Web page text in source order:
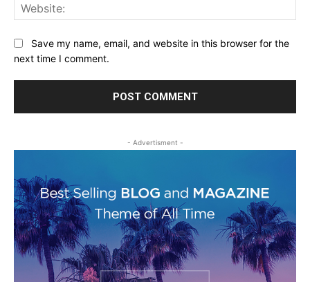
Save my name, email, and website in this browser for the
next time I comment.
- Advertisment -